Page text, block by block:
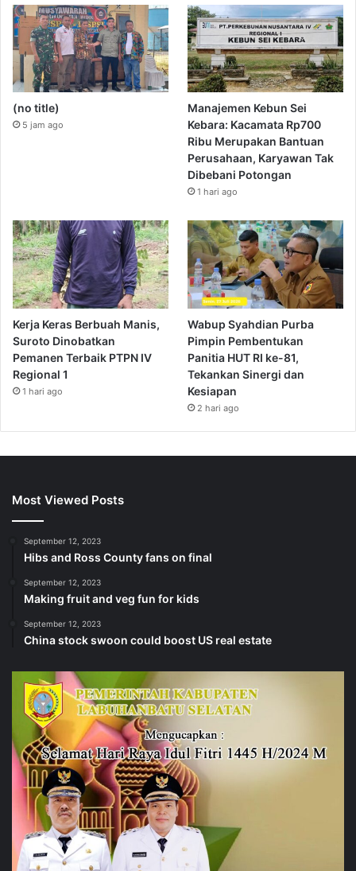
(no title)
5 jam ago
Manajemen Kebun Sei
Kebara: Kacamata Rp700
Ribu Merupakan Bantuan
Perusahaan, Karyawan Tak
Dibebani Potongan
1 hari ago
Kerja Keras Berbuah Manis,
Suroto Dinobatkan
Pemanen Terbaik PTPN IV
Regional 1
1 hari ago
Wabup Syahdian Purba
Pimpin Pembentukan
Panitia HUT RI ke-81,
Tekankan Sinergi dan
Kesiapan
2 hari ago
Most Viewed Posts
September 12, 2023
Hibs and Ross County fans on final
September 12, 2023
Making fruit and veg fun for kids
September 12, 2023
China stock swoon could boost US real estate